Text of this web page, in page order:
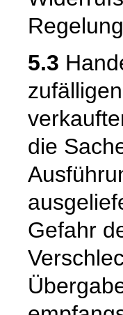
5.3
die
Gefahr